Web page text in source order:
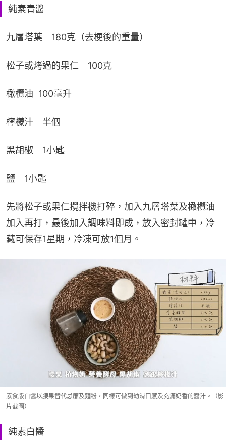
純素青醬
九層塔葉　180克（去梗後的重量）
松子或烤過的果仁　100克
橄欖油  100毫升
檸檬汁　半個
黑胡椒　1小匙
鹽　1小匙
先將松子或果仁攪拌機打碎，加入九層塔葉及橄欖油
加入再打，最後加入調味料即成，放入密封罐中，冷
藏可保存1星期，冷凍可放1個月。
素食版白醬以腰果替代忌廉及麵粉，同樣可做到幼滑口感及充滿奶香的醬汁。（影
片截圖）
純素白醬